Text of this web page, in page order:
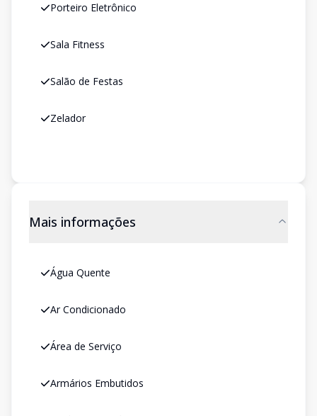
Porteiro Eletrônico
Sala Fitness
Salão de Festas
Zelador
Mais informações
Água Quente
Ar Condicionado
Área de Serviço
Armários Embutidos